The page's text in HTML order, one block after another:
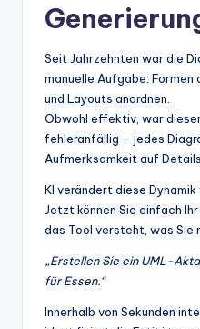
In
tr
U
p
Seit Jahrzehnten war die
manuelle Aufgabe: Formen
und Layouts anordnen.
Obwohl effektiv, war
fehleranfällig – jedes
Aufmerksamkeit auf Details.
KI verändert diese Dynamik
Jetzt können Sie einfach
das Tool versteht, was Sie
„Erstellen Sie ein UML-
für Essen.“
Innerhalb von Sekunden